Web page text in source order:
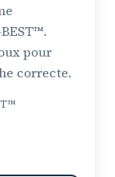
pour
correcte.